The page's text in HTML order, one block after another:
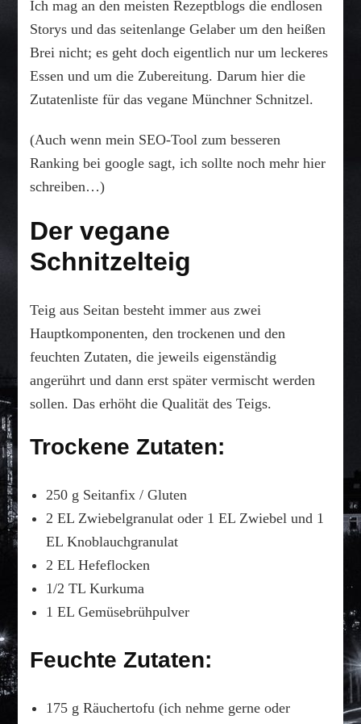
Ich mag an den meisten Rezeptblogs die endlosen
Storys und das seitenlange Gelaber um den heißen
Brei nicht; es geht doch eigentlich nur um leckeres
Essen und um die Zubereitung. Darum hier die
Zutatenliste für das vegane Münchner Schnitzel.
(Auch wenn mein SEO-Tool zum besseren
Ranking bei google sagt, ich sollte noch mehr hier
schreiben…)
Der vegane
Schnitzelteig
Teig aus Seitan besteht immer aus zwei
Hauptkomponenten, den trockenen und den
feuchten Zutaten, die jeweils eigenständig
angerührt und dann erst später vermischt werden
sollen. Das erhöht die Qualität des Teigs.
Trockene Zutaten:
250 g Seitanfix / Gluten
2 EL Zwiebelgranulat oder 1 EL Zwiebel und 1
EL Knoblauchgranulat
2 EL Hefeflocken
1/2 TL Kurkuma
1 EL Gemüsebrühpulver
Feuchte Zutaten:
175 g Räuchertofu (ich nehme gerne oder